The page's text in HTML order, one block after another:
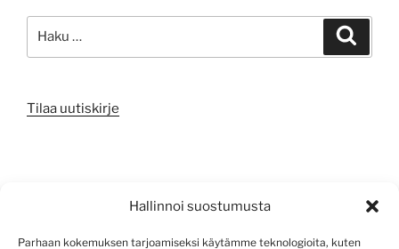
Hallinnoi suostumusta
Parhaan kokemuksen tarjoamiseksi käytämme teknologioita, kuten
Tilaa uutiskirje